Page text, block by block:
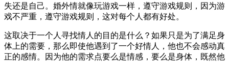
失还是自己。婚外情就像玩游戏一样，遵守游戏规则，因为游
戏不严重，遵守游戏规则，这对每个人都有好处。
这取决于一个人寻找情人的目的是什么？如果只是为了满足身
体上的需要，那么即使他遇到了一个好情人，他也不会感动真
正的感情。因为他的需求点要么是情感，要么是身体，既然他